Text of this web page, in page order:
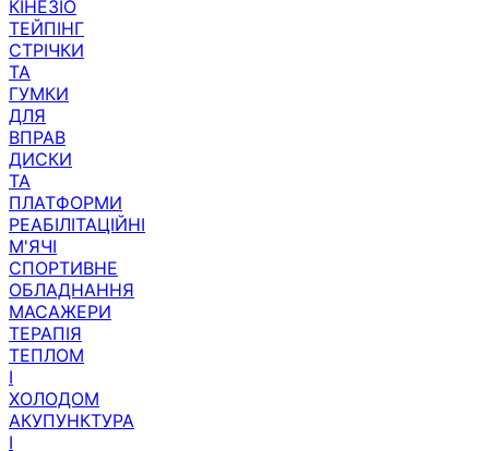
КІНЕЗІО
ТЕЙПІНГ
СТРІЧКИ
ТА
ГУМКИ
ДЛЯ
ВПРАВ
ДИСКИ
ТА
ПЛАТФОРМИ
РЕАБІЛІТАЦІЙНІ
М'ЯЧІ
СПОРТИВНЕ
ОБЛАДНАННЯ
МАСАЖЕРИ
ТЕРАПІЯ
ТЕПЛОМ
І
ХОЛОДОМ
АКУПУНКТУРА
І